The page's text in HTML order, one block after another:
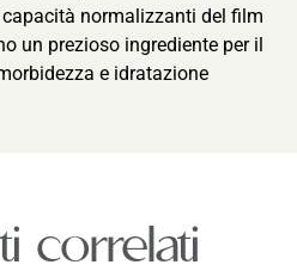
normalizzanti del film
un prezioso ingrediente per il
e idratazione
correlati